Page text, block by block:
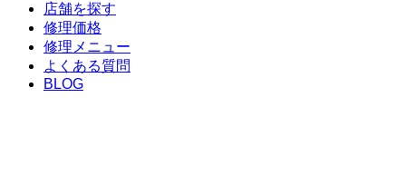
店舗を探す
修理価格
修理メニュー
よくある質問
BLOG